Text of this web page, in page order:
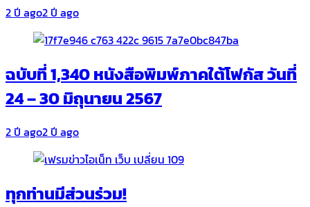
2 ปี ago2 ปี ago
ฉบับที่ 1,340 หนังสือพิมพ์ภาคใต้โฟกัส วันที่
24 – 30 มิถุนายน 2567
2 ปี ago2 ปี ago
ทุกท่านมีส่วนร่วม!